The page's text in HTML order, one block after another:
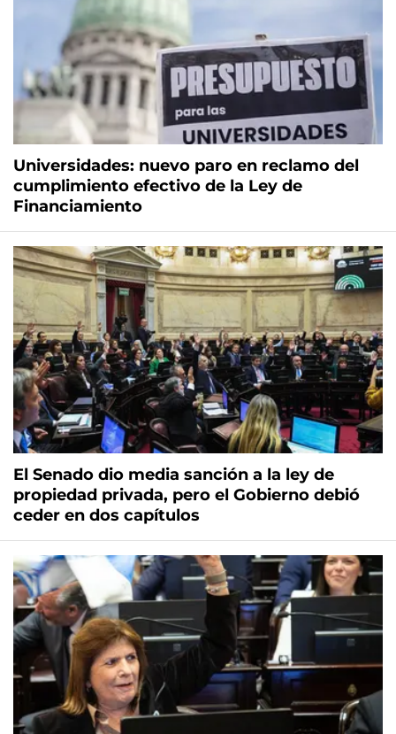
Universidades: nuevo paro en reclamo del
cumplimiento efectivo de la Ley de
Financiamiento
El Senado dio media sanción a la ley de
propiedad privada, pero el Gobierno debió
ceder en dos capítulos